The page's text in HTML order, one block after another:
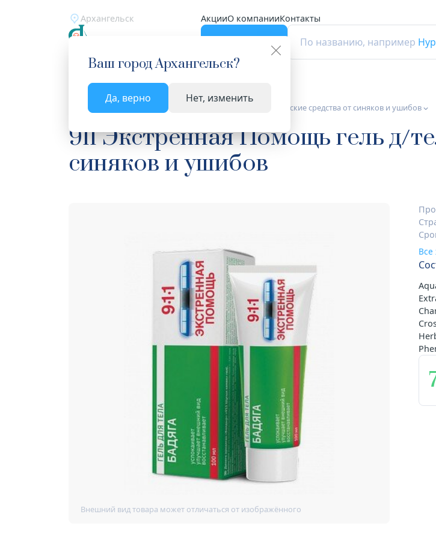
Архангельск АкцииО компанииКонтакты
По названию, например
Ваш городАрхангельск?
Да, верно Нет, изменить
Главная Каталог Косметика Лечебно-косметические средства от синяков и ушибов
911 Экстренная Помощь гель д/
синяков и ушибов
Все